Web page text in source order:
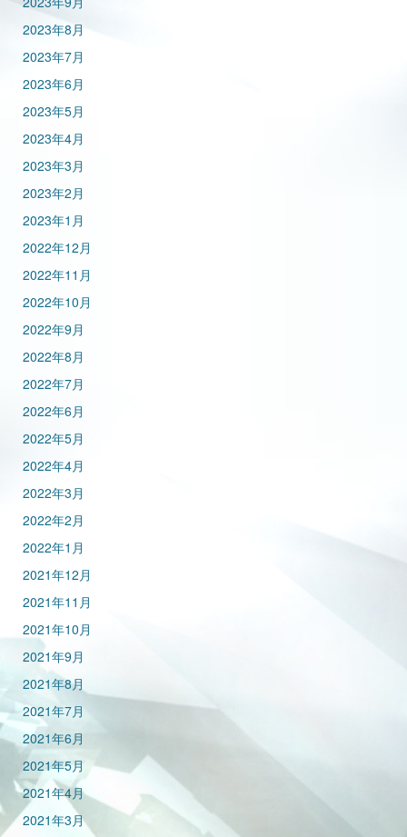
2023年8月
2023年7月
2023年6月
2023年5月
2023年4月
2023年3月
2023年2月
2023年1月
2022年12月
2022年11月
2022年10月
2022年9月
2022年8月
2022年7月
2022年6月
2022年5月
2022年4月
2022年3月
2022年2月
2022年1月
2021年12月
2021年11月
2021年10月
2021年9月
2021年8月
2021年7月
2021年6月
2021年5月
2021年4月
2021年3月